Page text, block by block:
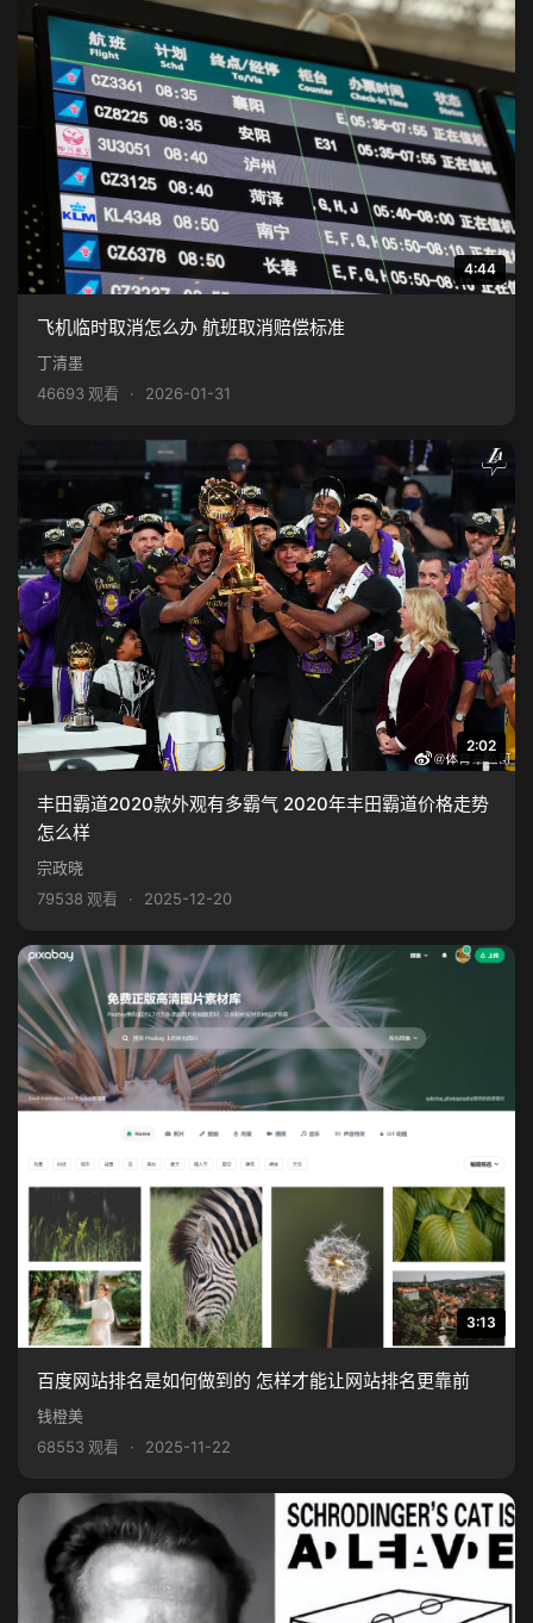
4:44
飞机临时取消怎么办 航班取消赔偿标准
丁清墨
46693 观看
· 2026-01-31
2:02
丰田霸道2020款外观有多霸气 2020年丰田霸道价格走势
怎么样
宗政晓
79538 观看
· 2025-12-20
3:13
百度网站排名是如何做到的 怎样才能让网站排名更靠前
钱橙美
68553 观看
· 2025-11-22